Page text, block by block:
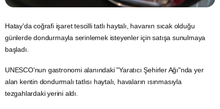
Hatay'da coğrafi işaret tescilli tatlı haytalı, havanın sıcak olduğu
günlerde dondurmayla serinlemek isteyenler için satışa sunulmaya
başladı.
UNESCO'nun gastronomialanındaki "Yaratıcı Şehirler Ağı"nda yer
alan kentin dondurmalı tatlısı haytalı, havaların ısınmasıyla
tezgahlardaki yerini aldı.